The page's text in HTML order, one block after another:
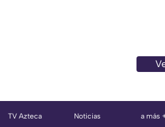
TV Azteca
Noticias
a más